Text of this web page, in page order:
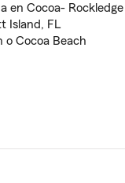
en Cocoa- Rockledge
Island, FL
o Cocoa Beach